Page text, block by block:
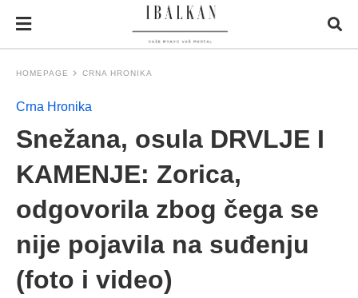
HOMEPAGE CRNA HRONIKA
Crna Hronika
Snežana, osula DRVLJE I
KAMENJE: Zorica,
odgovorila zbog čega se
nije pojavila na suđenju
(foto i video)